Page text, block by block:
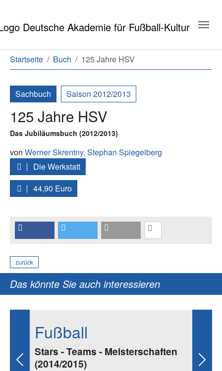
Sie sind hier:
Startseite Buch 125 Jahre HSV
Sachbuch Saison 2012/2013
125 Jahre HSV
Das Jubiläumsbuch (2012/2013)
von Werner Skrentny, Stephan Spiegelberg
Die Werkstatt
44,90 Euro
zurück
Das könnte Sie auch interessieren
Fußball
Stars - Teams - Meisterschaften
(2014/2015)
Previous Next